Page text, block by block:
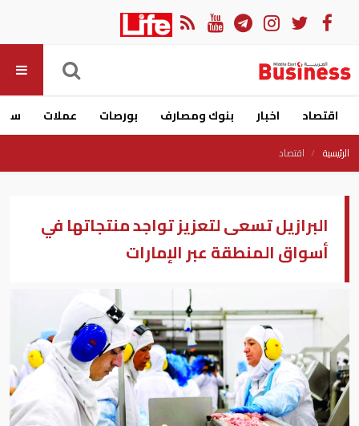
اقتصاد اخبار بنوك ومصارف بورصات عملات
الرئيسية اقتصاد
البرازيل تسعى لتعزيز تواجد منتجاتها في
أسواق المنطقة عبر الإمارات